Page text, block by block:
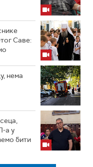
Саве:
нема
а у
бити